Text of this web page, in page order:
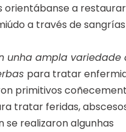
a
a través de
unha ampla variedade
para tratar
primitivos
tratar feridas,
se realizaron algunhas